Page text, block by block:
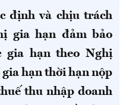
định và chịu trách
gia hạn đảm bảo
gia hạn theo Nghị
hạn thời hạn nộp
thu nhập doanh